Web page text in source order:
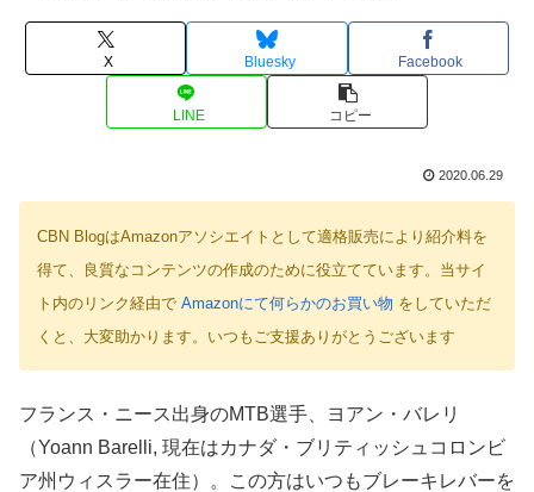
X Bluesky Facebook
LINE コピー
2020.06.29
CBN BlogはAmazonアソシエイトとして適格販売により紹介料を
得て、良質なコンテンツの作成のために役立てています。当サイ
ト内のリンク経由で Amazonにて何らかのお買い物 をしていただ
くと、大変助かります。いつもご支援ありがとうございます
フランス・ニース出身のMTB選手、ヨアン・バレリ
（Yoann Barelli, 現在はカナダ・ブリティッシュコロンビ
ア州ウィスラー在住）。この方はいつもブレーキレバーを